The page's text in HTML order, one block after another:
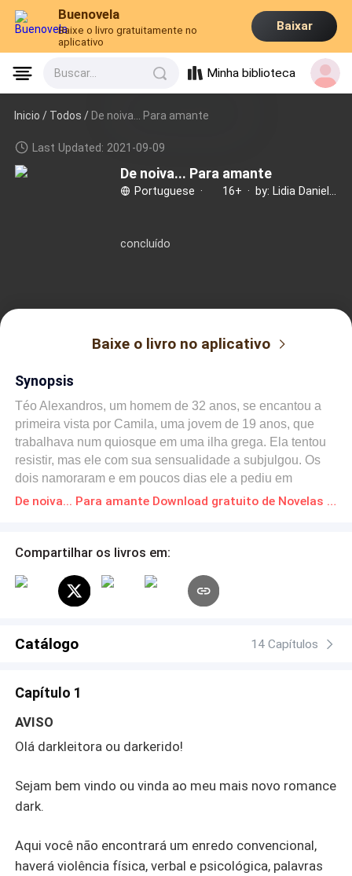
Buenovela
Baixe o livro gratuitamente no
aplicativo
Baixar
Buscar... Minha biblioteca
Inicio / Todos / De noiva... Para amante
Last Updated: 2021-09-09
De noiva... Para amante
Portuguese · 16+ ·
concluído
Baixe o livro no aplicativo
Synopsis
Téo Alexandros, um homem de 32 anos, se encantou a
primeira vista por Camila, uma jovem de 19 anos, que
trabalhava num quiosque em uma ilha grega. Ela tentou
resistir, mas ele com sua sensualidade a subjulgou. Os
dois namoraram e em poucos dias ele a pediu em
casamento. Mas na festa de seu casamento ele ouve
raptá -la e fazê-la sua amante. Ela tenta se livrar dele,
desse grego sedutor e tirano. ROMANCE DARK
De noiva... Para amante Download gratuito de Novelas Online em PDF
Compartilhar os livros em:
Catálogo 14 Capítulos
Capítulo 1
AVISO
Olá darkleitora ou darkerido!
Sejam bem vindo ou vinda ao meu mais novo romance
dark.
Aqui você não encontrará um enredo convencional,
haverá violência física, verbal e psicológica, palavras